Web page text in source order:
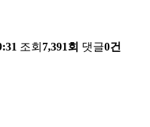
조회 7,391회 댓글0건